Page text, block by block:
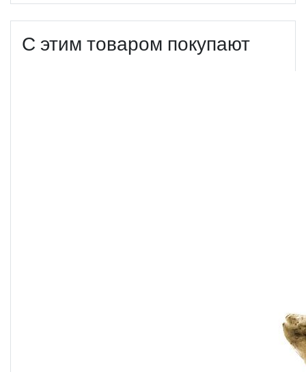
С этим товаром покупают